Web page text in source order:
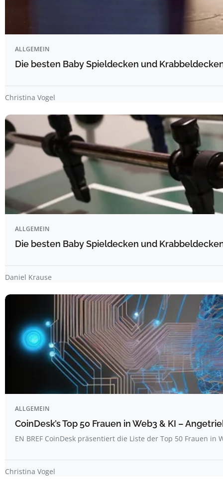
ALLGEMEIN
Die besten Baby Spieldecken und
Christina Vogel
ALLGEMEIN
Die besten Baby Spieldecken und
Daniel Krause
ALLGEMEIN
CoinDesk’s Top 50 Frauen in Web3 & KI –
EN BREF CoinDesk präsentiert die Liste der Top 50 Frauen in
Christina Vogel